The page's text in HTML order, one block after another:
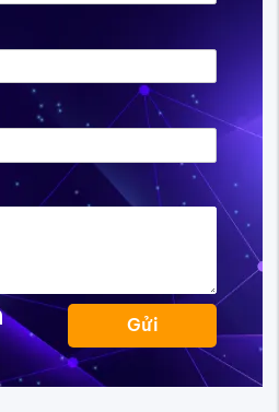
Gửi